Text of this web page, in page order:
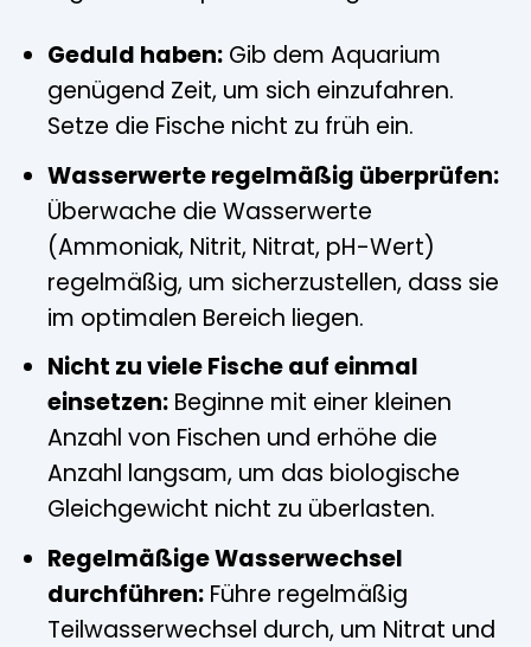
Geduld haben:Gib dem Aquarium
genügend Zeit, um sich einzufahren.
Setze die Fische nicht zu früh ein.
Wasserwerte regelmäßig überprüfen:
Überwache die Wasserwerte
(Ammoniak, Nitrit, Nitrat, pH-Wert)
regelmäßig, um sicherzustellen, dass sie
im optimalen Bereich liegen.
Nicht zu viele Fische auf einmal
einsetzen:Beginne mit einer kleinen
Anzahl von Fischen und erhöhe die
Anzahl langsam, um das biologische
Gleichgewicht nicht zu überlasten.
Regelmäßige Wasserwechsel
durchführen:Führe regelmäßig
Teilwasserwechsel durch, um Nitrat und